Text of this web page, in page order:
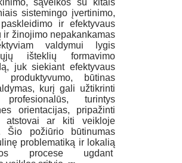
sistemingo įvertinimo,
ir efektyvaus
ir žinojimo nepakankamas
valdymui lygis
išteklių formavimo
juk siekiant efektyvaus
produktyvumo, būtinas
kurį gali užtikrinti
turintys
orientacijas, pripažinti
atstovai ar kiti veikloje
Šio požiūrio būtinumas
problematiką ir lokalią
procese ugdant